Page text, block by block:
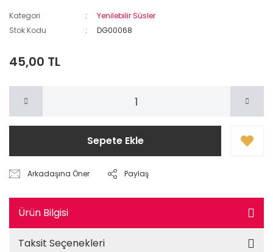
Kategori
Yenilebilir Süsler
Stok Kodu
DG00068
45,00 TL
Sepete Ekle
Arkadaşına Öner Paylaş
Ürün Bilgisi
Taksit Seçenekleri